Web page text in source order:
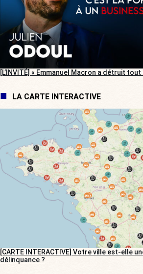
[L’INVITÉ] « Emmanuel Macron a détruit tout
LA CARTE INTERACTIVE
[CARTE INTERACTIVE] Votre ville est-elle
délinquance ?